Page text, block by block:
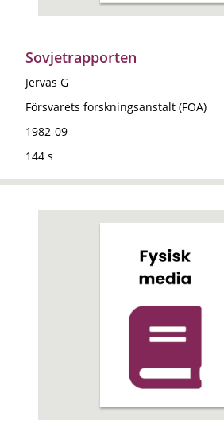
Sovjetrapporten
Jervas G
Försvarets forskningsanstalt (FOA)
1982-09
144 s